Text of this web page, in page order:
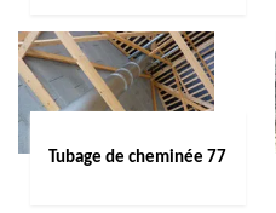
Tubage de cheminée 77